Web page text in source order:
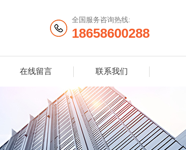
全国服务咨询热线:
18658600288
在线留言 联系我们